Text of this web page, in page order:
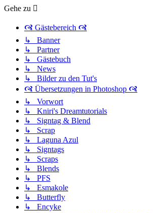
Gehe zu
🙧 Gästebereich 🙧
↳ Banner
↳ Partner
↳ Gästebuch
↳ News
↳ Bilder zu den Tut's
🙧 Übersetzungen in Photoshop 🙧
↳ Vorwort
↳ Kniri's Dreamtutorials
↳ Signtag & Blend
↳ Scrap
↳ Laguna Azul
↳ Signtags
↳ Scraps
↳ Blends
↳ PFS
↳ Esmakole
↳ Butterfly
↳ Encyke